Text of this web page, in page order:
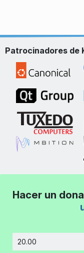
Patrocinadores de
Hacer un